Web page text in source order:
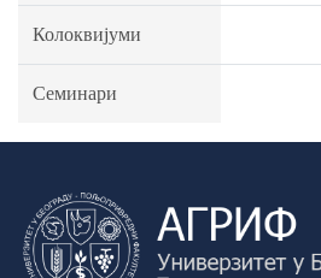
Колоквијуми
Семинари